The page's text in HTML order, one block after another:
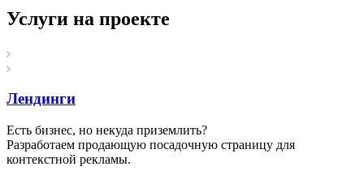
Услуги на проекте
Лендинги
Есть бизнес, но некуда приземлить?
Разработаем продающую посадочную страницу для
контекстной рекламы.